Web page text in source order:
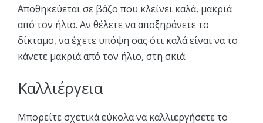
Αποθηκεύεται σε βάζο που κλείνει καλά, μακριά
από τον ήλιο. Αν θέλετε να αποξηράνετε το
δίκταμο, να έχετε υπόψη σας ότι καλά είναι να το
κάνετε μακριά από τον ήλιο, στη σκιά.
Καλλιέργεια
Μπορείτε σχετικά εύκολα να καλλιεργήσετε το